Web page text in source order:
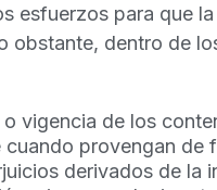
esfuerzos para que
obstante, dentro de
vigencia de los
provengan de
derivados de la